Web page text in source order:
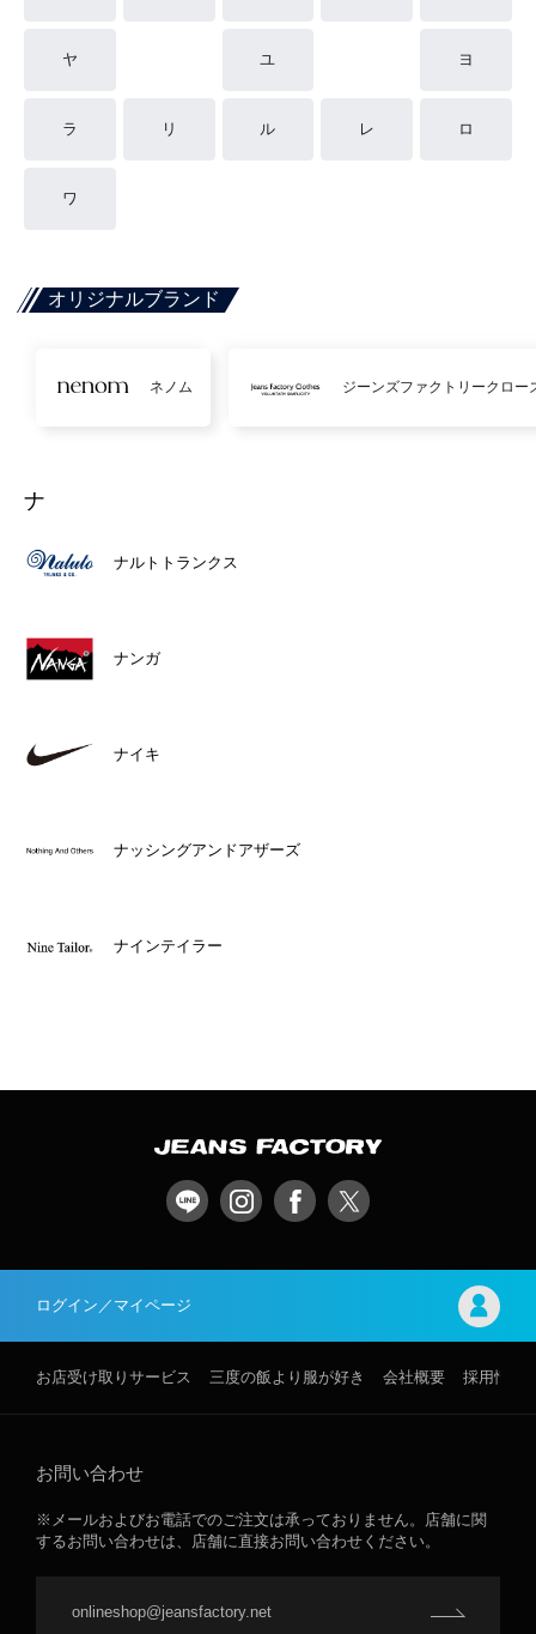
ヤ ユ ヨ
ラ リ ル レ ロ
ワ
オリジナルブランド
ネノム ジーンズファクトリークロー
ナ
ナルトトランクス
ナンガ
ナイキ
ナッシングアンドアザーズ
ナインテイラー
ログイン／マイページ
お店受け取りサービス 三度の飯より服が好き 会社概要 採用情報
お問い合わせ
※メールおよびお電話でのご注文は承っておりません。店舗に関
するお問い合わせは、店舗に直接お問い合わせください。
onlineshop@jeansfactory.net